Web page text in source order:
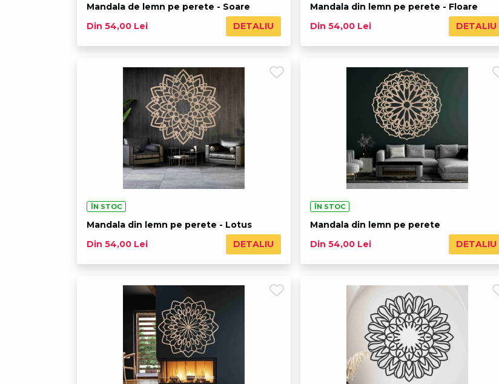
Mandala de lemn pe perete - Soare
Din 54,00 Lei
DETALIU
Mandala din lemn pe perete - Floare
Din 54,00 Lei
DETALIU
ÎN STOC
Mandala din lemn pe perete - Lotus
Din 54,00 Lei
DETALIU
ÎN STOC
Mandala din lemn pe perete
Din 54,00 Lei
DETALIU